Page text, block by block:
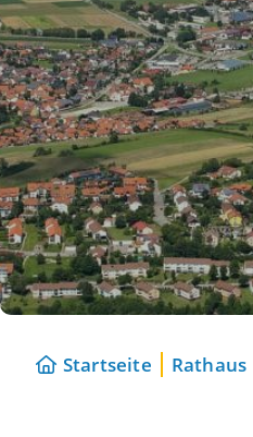
Startseite Rathaus